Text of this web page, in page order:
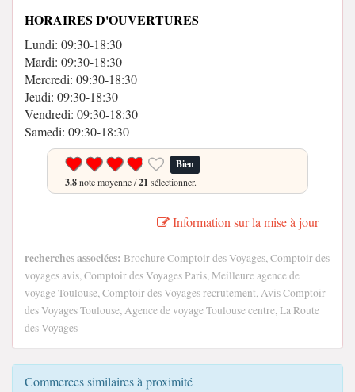
HORAIRES D'OUVERTURES
Lundi: 09:30-18:30
Mardi: 09:30-18:30
Mercredi: 09:30-18:30
Jeudi: 09:30-18:30
Vendredi: 09:30-18:30
Samedi: 09:30-18:30
Bien
3.8note moyenne /21 sélectionner.
Information sur la mise à jour
recherches associées: Brochure Comptoir des Voyages, Comptoir des
voyages avis, Comptoir des Voyages Paris, Meilleure agence de
voyage Toulouse, Comptoir des Voyages recrutement, Avis Comptoir
des Voyages Toulouse, Agence de voyage Toulouse centre, La Route
des Voyages
Commerces similaires à proximité